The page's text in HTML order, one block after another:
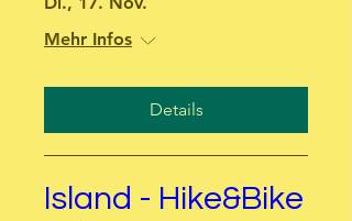
Mehr Infos
Details
Island - Hike&Bike